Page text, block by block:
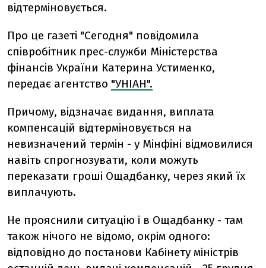
відтерміновується.
Про це газеті "Сегодня" повідомила
співробітник прес-служби Міністерства
фінансів України Катерина Устименко,
передає агентство "УНІАН".
Причому, відзначає видання, виплата
компенсацій відтерміновується на
невизначений термін - у Мінфіні відмовилися
навіть спрогнозувати, коли можуть
переказати гроші Ощадбанку, через який їх
виплачують.
Не прояснили ситуацію і в Ощадбанку - там
також нічого не відомо, окрім одного:
відповідно до постанови Кабінету міністрів